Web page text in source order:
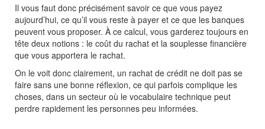
Il vous faut donc précisément savoir ce que vous payez
aujourd’hui, ce qu’il vous reste à payer et ce que les banques
peuvent vous proposer. À ce calcul, vous garderez toujours en
tête deux notions : le coût du rachat et la souplesse financière
que vous apportera le rachat.
On le voit donc clairement, un rachat de crédit ne doit pas se
faire sans une bonne réflexion, ce qui parfois complique les
choses, dans un secteur où le vocabulaire technique peut
perdre rapidement les personnes peu informées.